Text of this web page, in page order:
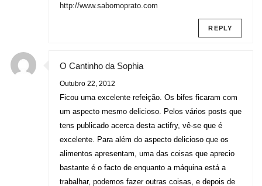
http://www.sabornoprato.com
REPLY
O Cantinho da Sophia
Outubro 22, 2012
Ficou uma excelente refeição. Os bifes ficaram com
um aspecto mesmo delicioso. Pelos vários posts que
tens publicado acerca desta actifry, vê-se que é
excelente. Para além do aspecto delicioso que os
alimentos apresentam, uma das coisas que aprecio
bastante é o facto de enquanto a máquina está a
trabalhar, podemos fazer outras coisas, e depois de